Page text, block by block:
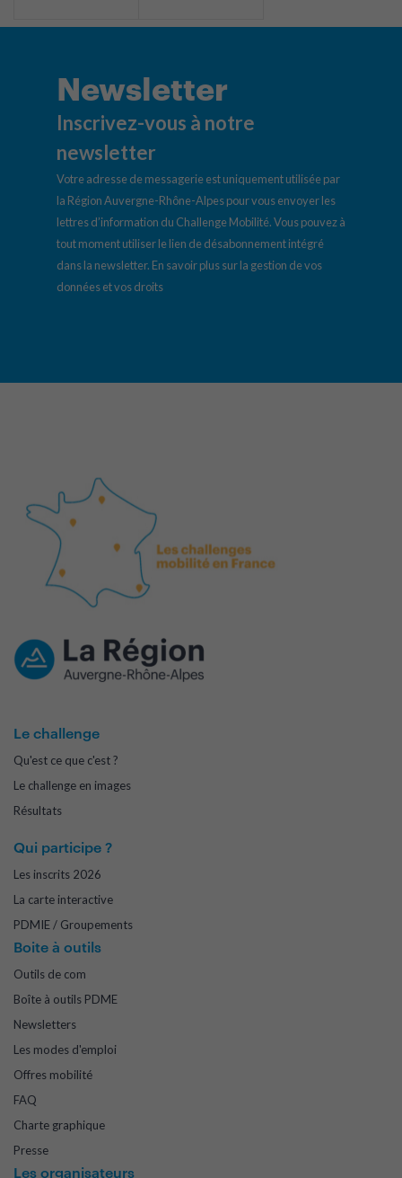
Newsletter
Inscrivez-vous à notre
newsletter
Votre adresse de messagerie est uniquement utilisée par
la Région Auvergne-Rhône-Alpes pour vous envoyer les
lettres d’information du Challenge Mobilité. Vous pouvez à
tout moment utiliser le lien de désabonnement intégré
dans la newsletter. En savoir plus sur la gestion de vos
données et vos droits
Le challenge
Qu'est ce que c'est ?
Le challenge en images
Résultats
Qui participe ?
Les inscrits 2026
La carte interactive
PDMIE / Groupements
Boite à outils
Outils de com
Boîte à outils PDME
Newsletters
Les modes d'emploi
Offres mobilité
FAQ
Charte graphique
Presse
Les organisateurs